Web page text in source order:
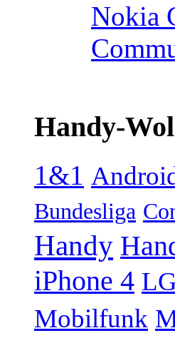
Nokia
Handy-
1&1
Bundesliga
Handy
iPhone 4
Mobilfunk